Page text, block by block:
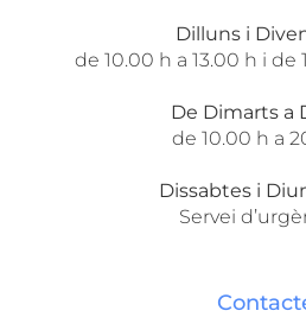
Dilluns i
de 10.00 h a 13.00 h i de
De Dimarts a
de 10.00 h a
Dissabtes i
Servei